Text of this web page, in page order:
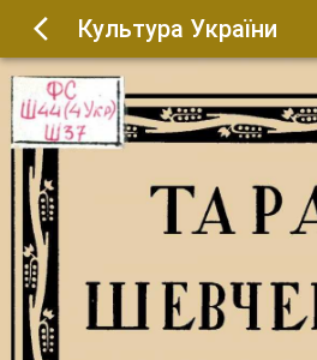
Культура України